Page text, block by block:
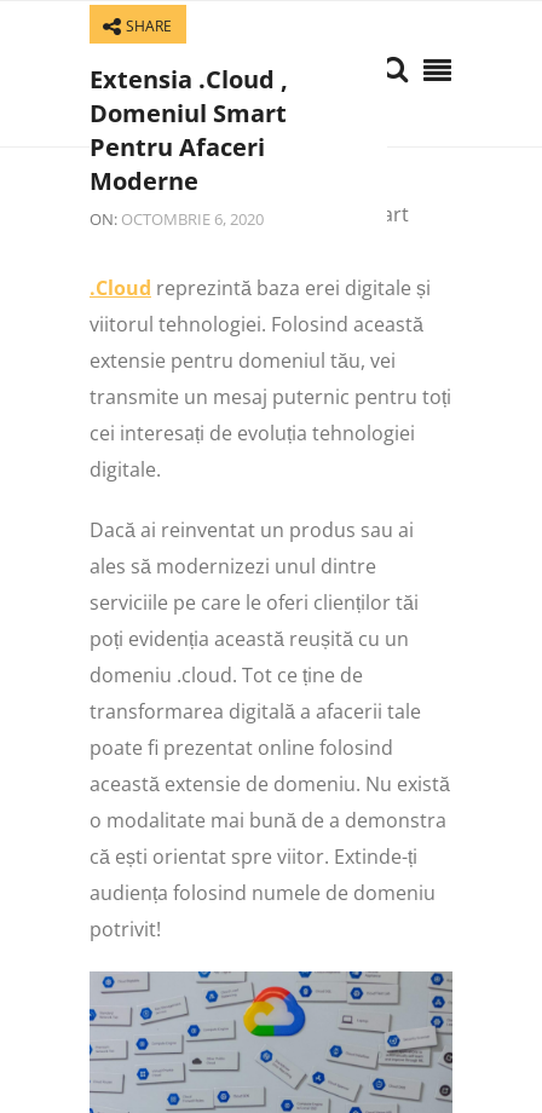
Extensia .Cloud ,
Domeniul Smart
Pentru Afaceri
Moderne
ON: OCTOMBRIE 6, 2020
SHARE
.Cloud reprezintă baza erei digitale și
viitorul tehnologiei. Folosind această
extensie pentru domeniul tău, vei
transmite un mesaj puternic pentru toți
cei interesați de evoluția tehnologiei
digitale.
Dacă ai reinventat un produs sau ai
ales să modernizezi unul dintre
serviciile pe care le oferi clienților tăi
poți evidenția această reușită cu un
domeniu .cloud. Tot ce ține de
transformarea digitală a afacerii tale
poate fi prezentat online folosind
această extensie de domeniu. Nu există
o modalitate mai bună de a demonstra
că ești orientat spre viitor. Extinde-ți
audiența folosind numele de domeniu
potrivit!